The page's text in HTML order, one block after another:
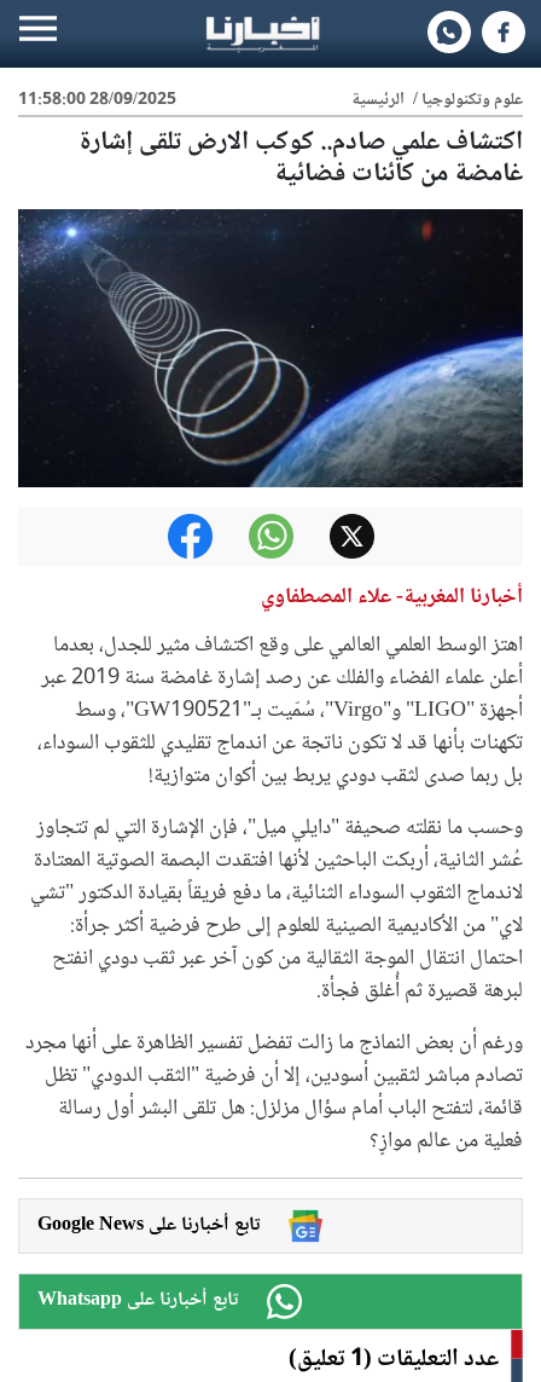
28/09/2025 11:58:00 علوم وتكنولوجيا/ الرئيسية
اكتشاف علمي صادم.. كوكب الارض تلقى إشارة
غامضة من كائنات فضائية
أخبارنا المغربية- علاء المصطفاوي
اهتز الوسط العلمي العالمي على وقع اكتشاف مثير للجدل، بعدما
أعلن علماء الفضاء والفلك عن رصد إشارة غامضة سنة 2019 عبر
أجهزة "LIGO" و"Virgo"، سُمّيت بـ"GW190521"، وسط
تكهنات بأنها قد لا تكون ناتجة عن اندماج تقليدي للثقوب السوداء،
بل ربما صدى لثقب دودي يربط بين أكوان متوازية!
وحسب ما نقلته صحيفة "دايلي ميل"، فإن الإشارة التي لم تتجاوز
عُشر الثانية، أربكت الباحثين لأنها افتقدت البصمة الصوتية المعتادة
لاندماج الثقوب السوداء الثنائية، ما دفع فريقاً بقيادة الدكتور "تشي
لاي" من الأكاديمية الصينية للعلوم إلى طرح فرضية أكثر جرأة:
احتمال انتقال الموجة الثقالية من كون آخر عبر ثقب دودي انفتح
لبرهة قصيرة ثم أُغلق فجأة.
ورغم أن بعض النماذج ما زالت تفضل تفسير الظاهرة على أنها مجرد
تصادم مباشر لثقبين أسودين، إلا أن فرضية "الثقب الدودي" تظل
قائمة، لتفتح الباب أمام سؤال مزلزل: هل تلقى البشر أول رسالة
فعلية من عالم موازٍ؟
Google News تابع أخبارنا على
Whatsapp تابع أخبارنا على
عدد التعليقات (1 تعليق)